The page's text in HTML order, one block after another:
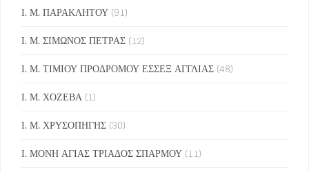
Ι. Μ. ΠΑΡΑΚΛΗΤΟΥ (91)
Ι. Μ. ΣΙΜΩΝΟΣ ΠΕΤΡΑΣ (12)
Ι. Μ. ΤΙΜΙΟΥ ΠΡΟΔΡΟΜΟΥ ΕΣΣΕΞ ΑΓΓΛΙΑΣ (48)
Ι. Μ. ΧΟΖΕΒΑ (1)
Ι. Μ. ΧΡΥΣΟΠΗΓΗΣ (30)
Ι. ΜΟΝΗ ΑΓΙΑΣ ΤΡΙΑΔΟΣ ΣΠΑΡΜΟΥ (11)